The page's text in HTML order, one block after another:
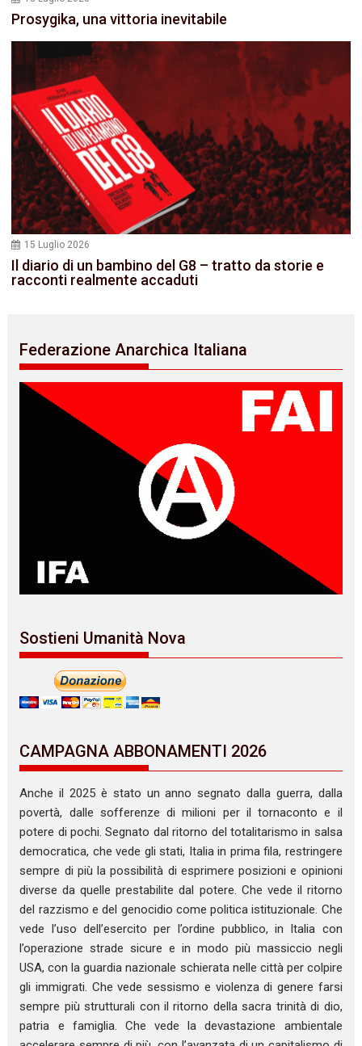
Prosygika, una vittoria inevitabile
15 Luglio 2026
Il diario di un bambino del G8 – tratto da storie e
racconti realmente accaduti
Federazione Anarchica Italiana
Sostieni Umanità Nova
CAMPAGNA ABBONAMENTI 2026
Anche il 2025 è stato un anno segnato dalla guerra, dalla
povertà, dalle sofferenze di milioni per il tornaconto e il
potere di pochi. Segnato dal ritorno del totalitarismo in salsa
democratica, che vede gli stati, Italia in prima fila, restringere
sempre di più la possibilità di esprimere posizioni e opinioni
diverse da quelle prestabilite dal potere. Che vede il ritorno
del razzismo e del genocidio come politica istituzionale. Che
vede l’uso dell’esercito per l’ordine pubblico, in Italia con
l’operazione strade sicure e in modo più massiccio negli
USA, con la guardia nazionale schierata nelle città per colpire
gli immigrati. Che vede sessismo e violenza di genere farsi
sempre più strutturali con il ritorno della sacra trinità di dio,
patria e famiglia. Che vede la devastazione ambientale